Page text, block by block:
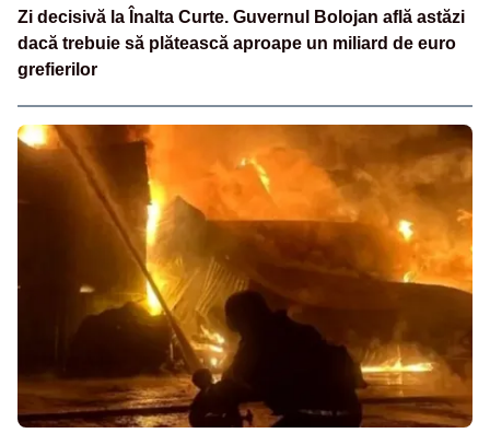
Zi decisivă la Înalta Curte. Guvernul Bolojan află astăzi
dacă trebuie să plătească aproape un miliard de euro
grefierilor